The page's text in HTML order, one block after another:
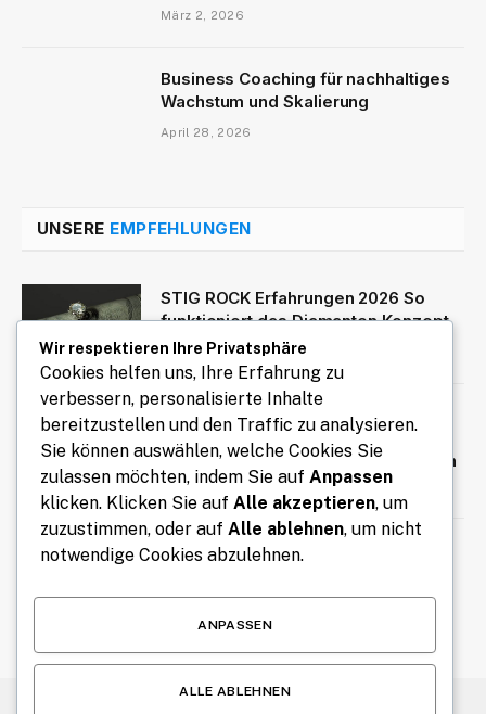
März 2, 2026
Business Coaching für nachhaltiges
Wachstum und Skalierung
April 28, 2026
UNSERE EMPFEHLUNGEN
STIG ROCK Erfahrungen 2026 So
funktioniert das Diamanten Konzept
August 4, 2026
Online-Magazin mit aktuellen
Berichten, Interviews, Reportagen
und informativen Hintergrundartikeln
STIG ROCK Erfahrungen Deutsch
Wir respektieren Ihre Privatsphäre
Cookies helfen uns, Ihre Erfahrung zu
verbessern, personalisierte Inhalte
bereitzustellen und den Traffic zu analysieren.
Sie können auswählen, welche Cookies Sie
zulassen möchten, indem Sie auf Anpassen
klicken. Klicken Sie auf Alle akzeptieren, um
zuzustimmen, oder auf Alle ablehnen, um nicht
notwendige Cookies abzulehnen.
ANPASSEN
ALLE ABLEHNEN